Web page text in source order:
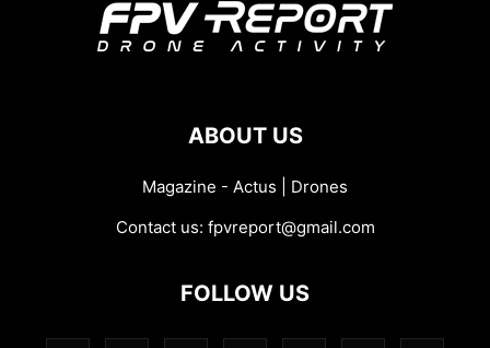
ABOUT US
Magazine - Actus | Drones
Contact us: fpvreport@gmail.com
FOLLOW US